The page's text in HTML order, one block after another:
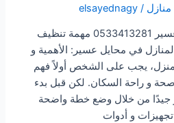
/
elsayednagy
صور تنظيف منازل بمحايل عسير 0533413281 مهمة تنظيف
في محايل عسير: الأهمية و
يجب على الشخص أولاً فهم
و راحة السكان. لكن قبل بدء
جيدًا من خلال وضع خطة واضحة
و أدوات